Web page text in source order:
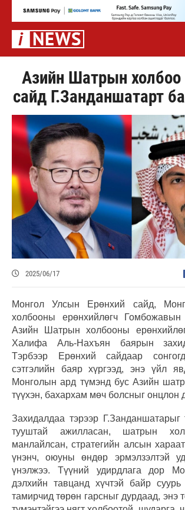
Азийн Шатрын холбоо
сайд Г.Занданшатарт
2025/06/17
Монгол Улсын Ерөнхий сайд,
холбооны ерөнхийлөгч Гомбожавын
Азийн Шатрын холбооны
Халифа Аль-Нахъян баярын
Тэрбээр Ерөнхий сайдаар
сэтгэлийн баяр хүргээд, энэ үйл
Монголын ард түмэнд бус Азийн
түүхэн, бахархам мөч болсныг онцлон
Захидалдаа тэрээр
тууштай ажилласан, шатрын
манлайлсан, стратегийн алсын
үнэнч, оюуны өндөр эрмэлзэлтэй
үнэлжээ. Түүний удирдлага дор
дэлхийн тавцанд хүчтэй байр
тамирчид төрөн гарсныг дурдаад, энэ